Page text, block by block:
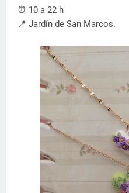
⏰ 10 a 22 h
📍 Jardín de San Marcos.